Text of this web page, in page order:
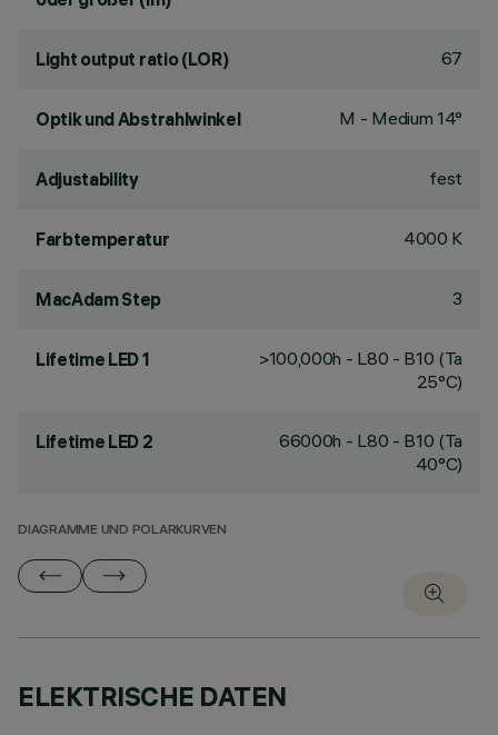
Light output ratio (LOR) 67
Optik und Abstrahlwinkel M - Medium 14°
Adjustability fest
Farbtemperatur 4000 K
MacAdam Step 3
Lifetime LED 1
>100,000h - L80 - B10 (Ta
25°C)
Lifetime LED 2
66000h - L80 - B10 (Ta
40°C)
DIAGRAMME UND POLARKURVEN
ELEKTRISCHE DATEN